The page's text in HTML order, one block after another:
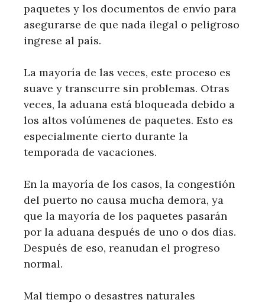
paquetes y los documentos de envío para
asegurarse de que nada ilegal o peligroso
ingrese al país.
La mayoría de las veces, este proceso es
suave y transcurre sin problemas. Otras
veces, la aduana está bloqueada debido a
los altos volúmenes de paquetes. Esto es
especialmente cierto durante la
temporada de vacaciones.
En la mayoría de los casos, la congestión
del puerto no causa mucha demora, ya
que la mayoría de los paquetes pasarán
por la aduana después de uno o dos días.
Después de eso, reanudan el progreso
normal.
Mal tiempo o desastres naturales